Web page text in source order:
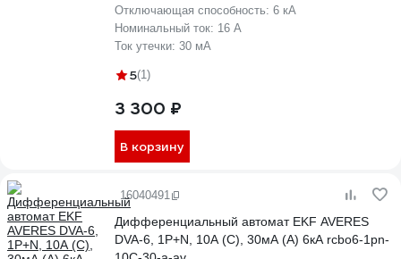
Отключающая способность: 6 кА
Номинальный ток: 16 А
Ток утечки: 30 мА
5(1)
3 300 ₽
В корзину
16040491
Дифференциальный автомат EKF AVERES
DVA-6, 1P+N, 10А (C), 30мА (A) 6кА rcbo6-1pn-